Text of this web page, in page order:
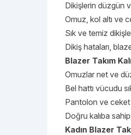
Dikişlerin düzgün
Omuz, kol altı ve
Sık ve temiz
Dikiş hataları,
Blazer Takım
Omuzlar net ve
Bel hattı vücudu
Pantolon ve ceket
Doğru kalıba sahip
Kadın Blazer